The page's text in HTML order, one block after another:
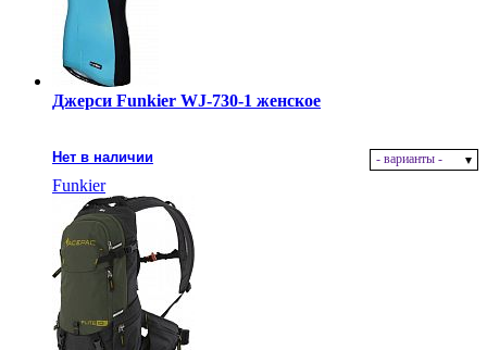
Джерси Funkier WJ-730-1 женское
Нет в наличии - варианты -
Funkier